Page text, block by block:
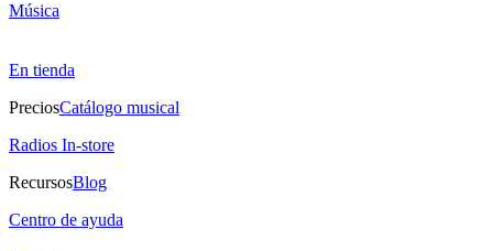
Música
En tienda
PreciosCatálogo musical
Radios In-store
RecursosBlog
Centro de ayuda